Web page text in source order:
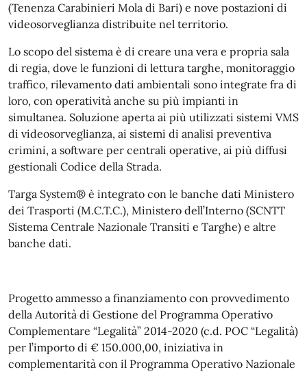
(Tenenza Carabinieri Mola di Bari) e nove postazioni di
videosorveglianza distribuite nel territorio.
Lo scopo del sistema è di creare una vera e propria sala
di regia, dove le funzioni di lettura targhe, monitoraggio
traffico, rilevamento dati ambientali sono integrate fra di
loro, con operatività anche su più impianti in
simultanea. Soluzione aperta ai più utilizzati sistemi VMS
di videosorveglianza, ai sistemi di analisi preventiva
crimini, a software per centrali operative, ai più diffusi
gestionali Codice della Strada.
Targa System® è integrato con le banche dati Ministero
dei Trasporti (M.C.T.C.), Ministero dell’Interno (SCNTT
Sistema Centrale Nazionale Transiti e Targhe) e altre
banche dati.
Progetto ammesso a finanziamento con provvedimento
della Autorità di Gestione del Programma Operativo
Complementare “Legalità” 2014-2020 (c.d. POC “Legalità)
per l’importo di € 150.000,00, iniziativa in
complementarità con il Programma Operativo Nazionale